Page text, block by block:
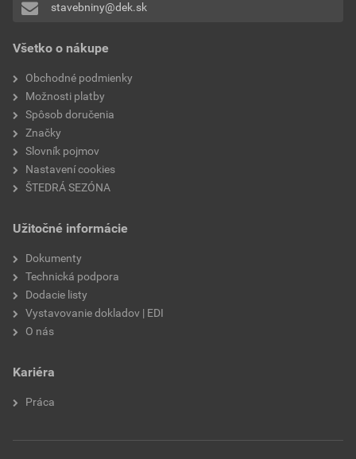
Všetko o nákupe
Obchodné podmienky
Možnosti platby
Spôsob doručenia
Značky
Slovník pojmov
Nastavení cookies
ŠTEDRÁ SEZÓNA
Užitočné informácie
Dokumenty
Technická podpora
Dodacie listy
Vystavovanie dokladov | EDI
O nás
Kariéra
Práca
stavebniny@dek.sk